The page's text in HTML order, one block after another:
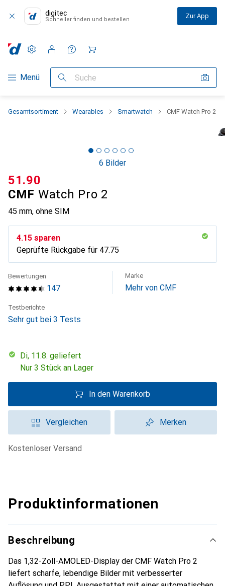
digitec
Schneller finden und bestellen Zur App
Navigation nach Kategorien
Menü Suche
Einstellungen
Kundenkonto
Vergleichslisten
Merklisten
Warenkorb
Gesamtsortiment Wearables Smartwatch CMF Watch Pro 2
6 Bilder
CMF Watch Pro 2
45 mm, ohne SIM
CHF
51.90
CHF
4.15 sparen
Geprüfte Rückgabe für CHF
47.75
147
Bewertungen Marke
Mehr von CMF
Testberichte
Sehr gut bei 3 Tests
Di, 11.8. geliefert
Nur 3 Stück an Lager
In den Warenkorb
Vergleichen Merken
kostenloser Versand
Produktinformationen
Beschreibung
Das 1,32-Zoll-AMOLED-Display der CMF Watch Pro 2
liefert scharfe, lebendige Bilder mit verbesserter